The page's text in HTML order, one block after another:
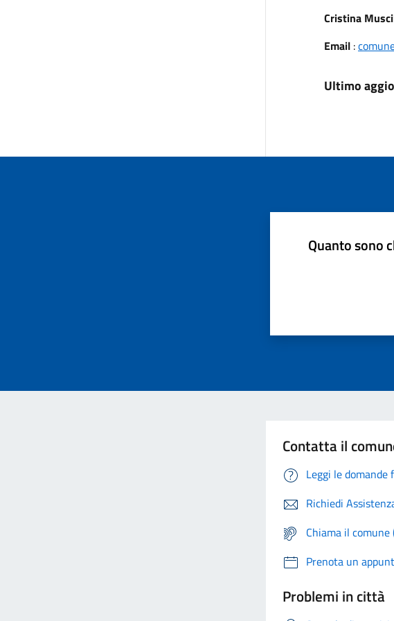
Cristina
Email :
Ultimo
Quanto sono
Contatta il
Leggi le domande
Richiedi
Chiama il
Prenota un
Problemi in città